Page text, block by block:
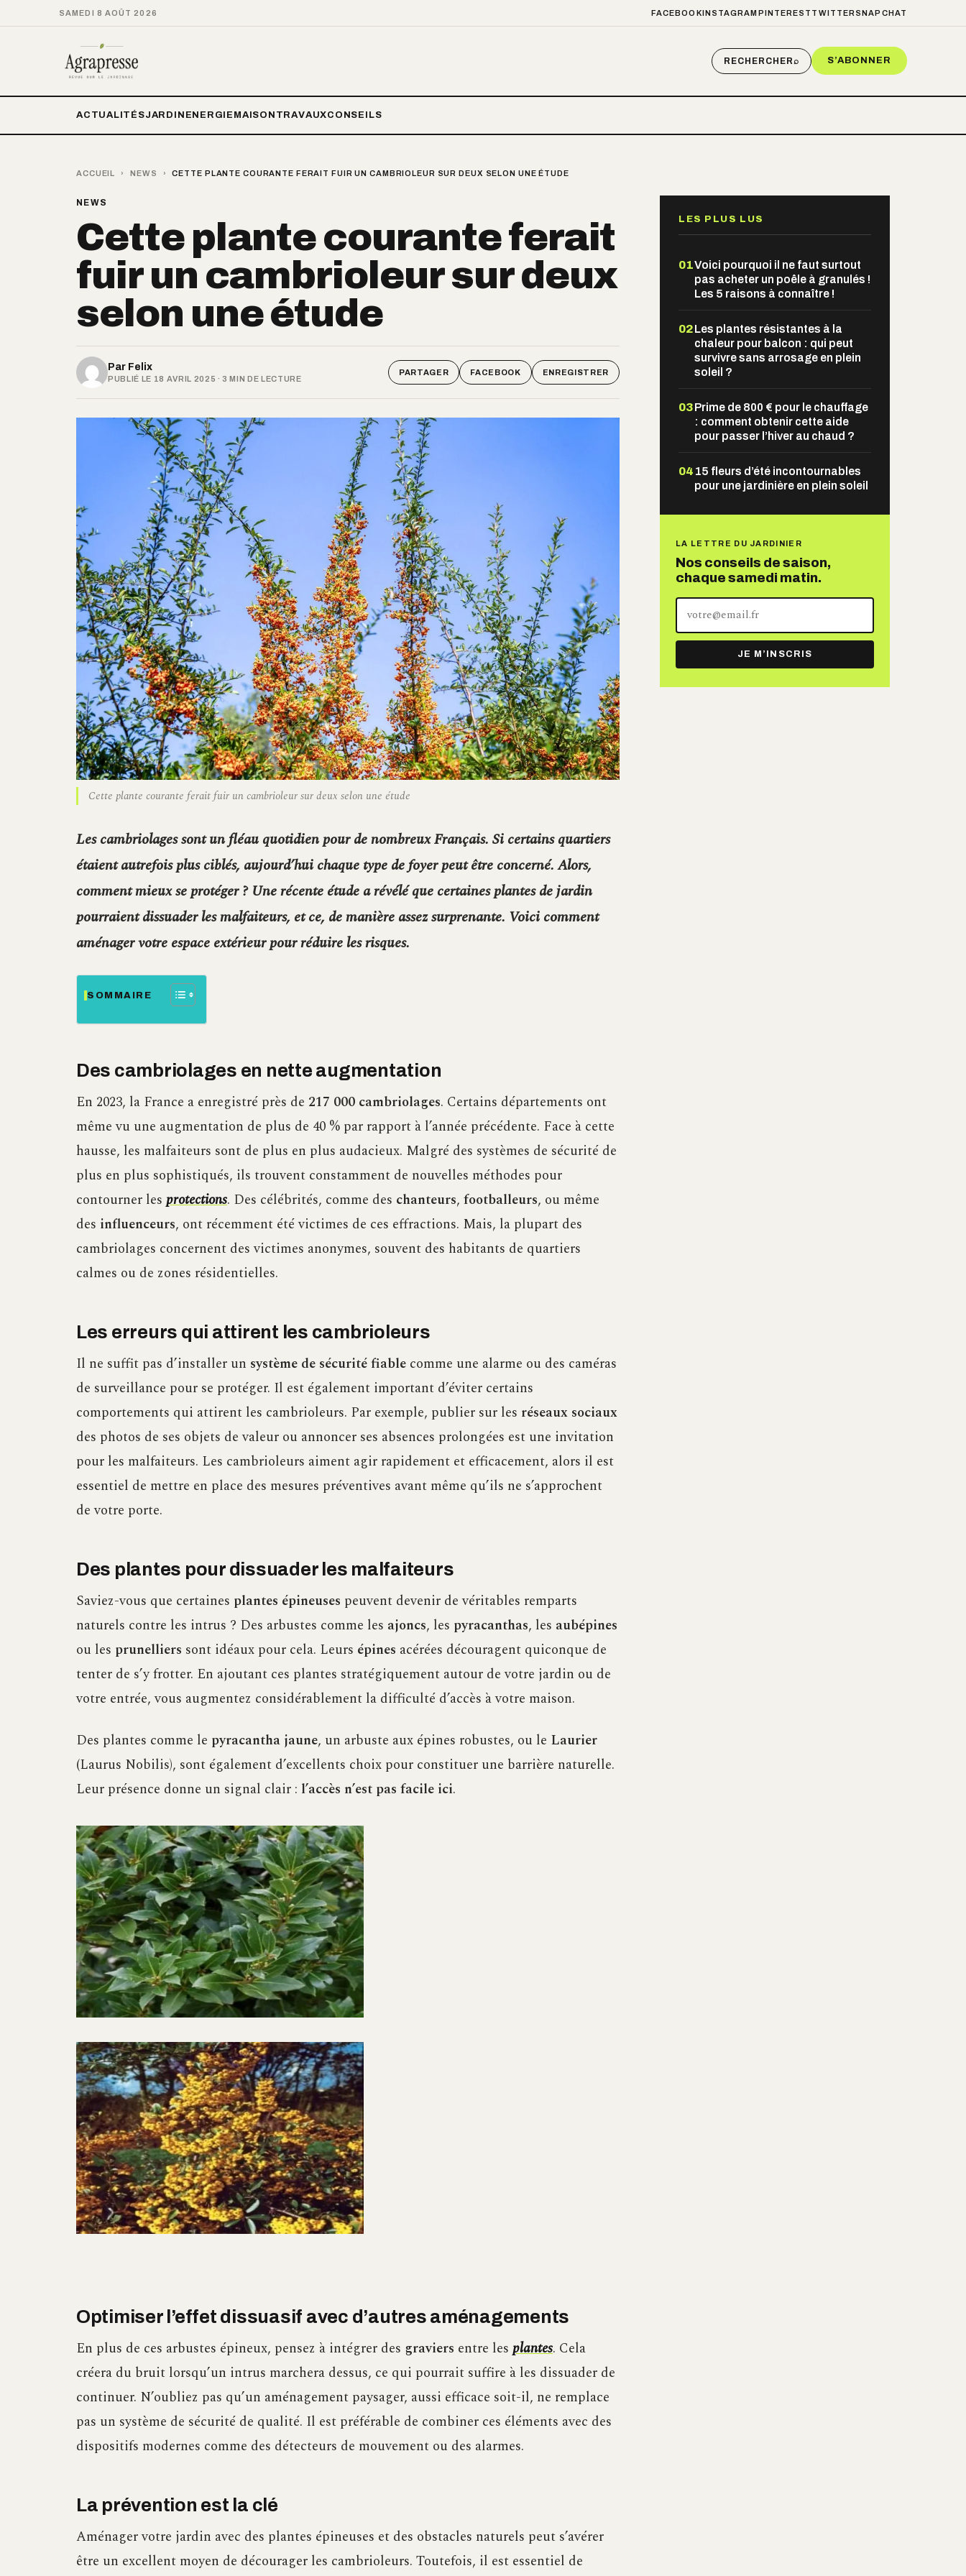
SAMEDI 8 AOÛT 2026 FACEBOOKINSTAGRAM PINTEREST TWITTER SNAPCHAT
RECHERCHER⌕ S’ABONNER
ACTUALITÉSJARDIN ENERGIE MAISON TRAVAUXCONSEILS
ACCUEIL › NEWS › CETTE PLANTE COURANTE FERAIT FUIR UN CAMBRIOLEUR SUR DEUX SELON UNE ÉTUDE
NEWS
Cette plante courante ferait
fuir un cambrioleur sur deux
selon une étude
Par Felix
PUBLIÉ LE 18 AVRIL 2025 · 3 MIN DE LECTURE
PARTAGER FACEBOOK ENREGISTRER
Cette plante courante ferait fuir un cambrioleur sur deux selon une étude
Les cambriolages sont un fléau quotidien pour de nombreux Français. Si certains quartiers
étaient autrefois plus ciblés, aujourd’hui chaque type de foyer peut être concerné. Alors,
comment mieux se protéger ? Une récente étude a révélé que certaines plantes de jardin
pourraient dissuader les malfaiteurs, et ce, de manière assez surprenante. Voici comment
aménager votre espace extérieur pour réduire les risques.
SOMMAIRE
Des cambriolages en nette augmentation
En 2023, la France a enregistré près de 217 000 cambriolages. Certains départements ont
même vu une augmentation de plus de 40 % par rapport à l’année précédente. Face à cette
hausse, les malfaiteurs sont de plus en plus audacieux. Malgré des systèmes de sécurité de
plus en plus sophistiqués, ils trouvent constamment de nouvelles méthodes pour
contourner les protections. Des célébrités, comme des chanteurs, footballeurs, ou même
des influenceurs, ont récemment été victimes de ces effractions. Mais, la plupart des
cambriolages concernent des victimes anonymes, souvent des habitants de quartiers
calmes ou de zones résidentielles.
Les erreurs qui attirent les cambrioleurs
Il ne suffit pas d’installer un système de sécurité fiable comme une alarme ou des caméras
de surveillance pour se protéger. Il est également important d’éviter certains
comportements qui attirent les cambrioleurs. Par exemple, publier sur les réseaux sociaux
des photos de ses objets de valeur ou annoncer ses absences prolongées est une invitation
pour les malfaiteurs. Les cambrioleurs aiment agir rapidement et efficacement, alors il est
essentiel de mettre en place des mesures préventives avant même qu’ils ne s’approchent
de votre porte.
Des plantes pour dissuader les malfaiteurs
Saviez-vous que certaines plantes épineuses peuvent devenir de véritables remparts
naturels contre les intrus ? Des arbustes comme les ajoncs, les pyracanthas, les aubépines
ou les prunelliers sont idéaux pour cela. Leurs épines acérées découragent quiconque de
tenter de s’y frotter. En ajoutant ces plantes stratégiquement autour de votre jardin ou de
votre entrée, vous augmentez considérablement la difficulté d’accès à votre maison.
Des plantes comme le pyracantha jaune, un arbuste aux épines robustes, ou le Laurier
(Laurus Nobilis), sont également d’excellents choix pour constituer une barrière naturelle.
Leur présence donne un signal clair : l’accès n’est pas facile ici.
Optimiser l’effet dissuasif avec d’autres aménagements
En plus de ces arbustes épineux, pensez à intégrer des graviers entre les plantes. Cela
créera du bruit lorsqu’un intrus marchera dessus, ce qui pourrait suffire à les dissuader de
continuer. N’oubliez pas qu’un aménagement paysager, aussi efficace soit-il, ne remplace
pas un système de sécurité de qualité. Il est préférable de combiner ces éléments avec des
dispositifs modernes comme des détecteurs de mouvement ou des alarmes.
La prévention est la clé
Aménager votre jardin avec des plantes épineuses et des obstacles naturels peut s’avérer
être un excellent moyen de décourager les cambrioleurs. Toutefois, il est essentiel de
LES PLUS LUS
01Voici pourquoi il ne faut surtout
pas acheter un poêle à granulés !
Les 5 raisons à connaître !
02Les plantes résistantes à la
chaleur pour balcon : qui peut
survivre sans arrosage en plein
soleil ?
03Prime de 800 € pour le chauffage
: comment obtenir cette aide
pour passer l’hiver au chaud ?
04 15 fleurs d’été incontournables
pour une jardinière en plein soleil
LA LETTRE DU JARDINIER
Nos conseils de saison,
chaque samedi matin.
adresse
mail
JE M’INSCRIS